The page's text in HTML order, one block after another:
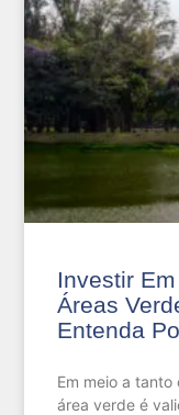
Investir
Áreas
Entenda
Em meio a
área verde é